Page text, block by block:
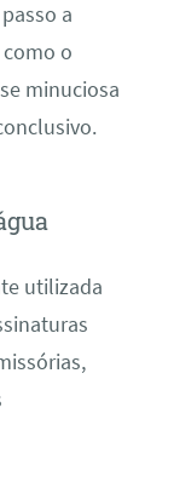
a
o
minuciosa
utilizada